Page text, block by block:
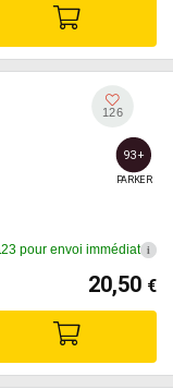
126
93+
PARKER
23 pour envoi immédiat i
20,50 €